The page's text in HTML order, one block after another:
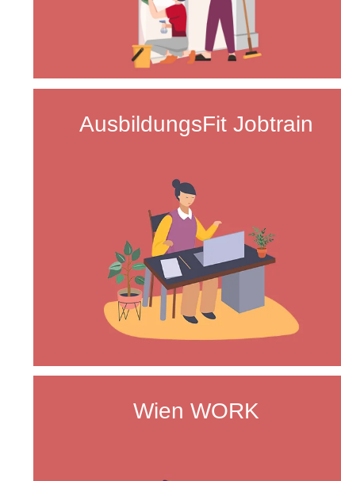
AusbildungsFit Jobtrain
Wien WORK